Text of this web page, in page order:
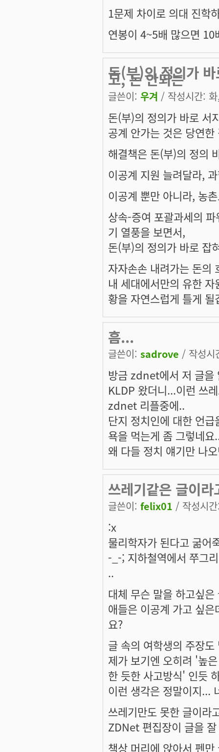
1문제 차이로 의대 진학
연봉이 4~5배 많으면
돈(부)의 정의가
고, 돈 안되는
글쓴이: 우겨 / 작성시간:
돈(부)의 정의가 바로 서
공계 안가는 것은 당연한
해결책은 돈(부)의 정의
이공계 지원 늘려달라,
이공계 뿐만 아니라, 농
상속-증여 포괄과세의
기 열풍을 보면서,
돈(부)의 정의가 바로 잡
자자손손 내려가는 돈의
내 세대에서만의 유한
황을 자연스럽게 틀게 될
흠...
글쓴이: sadrove / 작성
방금 zdnet에서 저 글을
KLDP 왔더니...이런 쓰
zdnet 리플중에..
단지 정치인에 대한 언
욕을 먹는게 좀 그렇네요
왜 다들 정치 얘기만 나
쓰레기같은 글이
글쓴이: felix01 / 작성시
:x
물리학자가 된다고 굶어
-_-; 지하철역에서 쭈그
..
대체 무슨 말을 하고싶
애들은 이공계 가고 싶
요?
글 속의 여학생의 주장
제가 보기엔 오히려 '높
한 듯한 사고방식' 인듯
이런 생각은 정말이지...
쓰레기만도 못한 글이라
ZDNet 편집장이 글을
책상 머리에 앉아서 펜